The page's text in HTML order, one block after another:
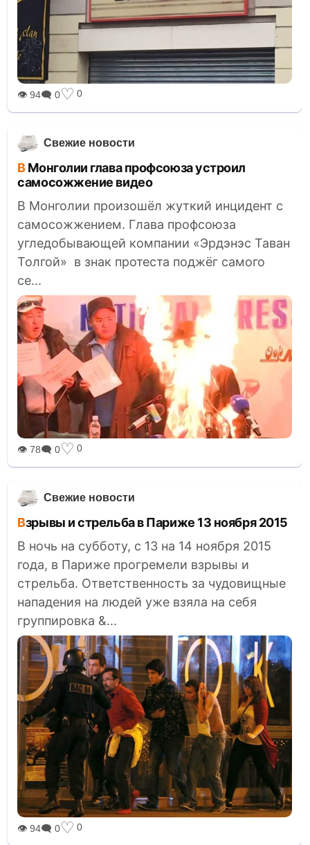
👁 94🗨 0♡ 0
Свежие новости
В Монголии глава профсоюза устроил
самосожжение видео
В Монголии произошёл жуткий инцидент с
самосожжением. Глава профсоюза
угледобывающей компании «Эрдэнэс Таван
Толгой» в знак протеста поджёг самого
се...
👁 78🗨 0♡ 0
Свежие новости
Взрывы и стрельба в Париже 13 ноября 2015
В ночь на субботу, с 13 на 14 ноября 2015
года, в Париже прогремели взрывы и
стрельба. Ответственность за чудовищные
нападения на людей уже взяла на себя
группировка &...
👁 94🗨 0♡ 0